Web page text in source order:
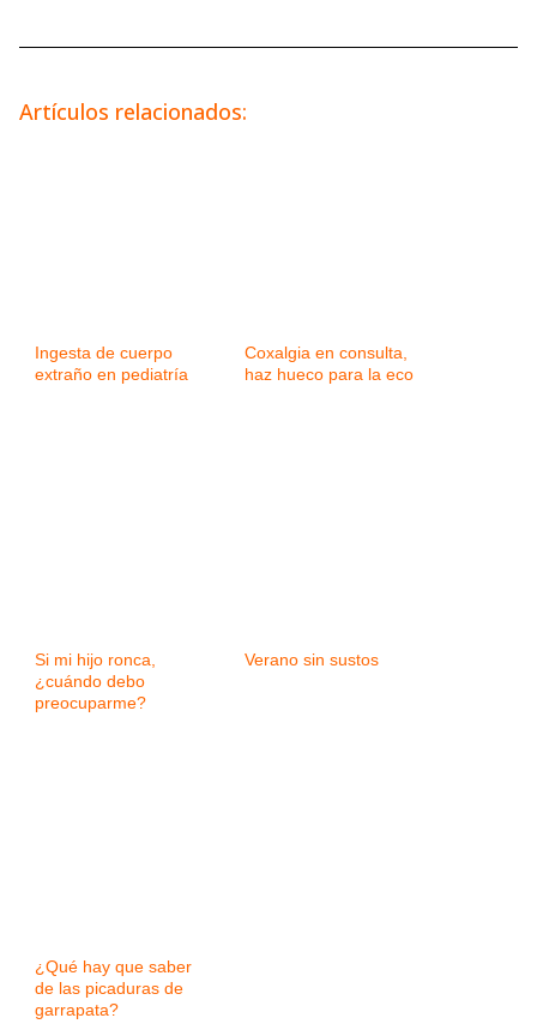
Artículos relacionados:
Ingesta de cuerpo
extraño en pediatría
Coxalgia en consulta,
haz hueco para la eco
Si mi hijo ronca,
¿cuándo debo
preocuparme?
Verano sin sustos
¿Qué hay que saber
de las picaduras de
garrapata?